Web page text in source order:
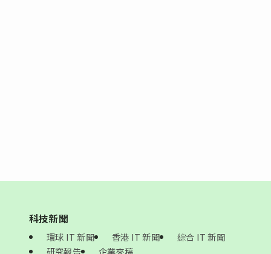
科技新聞
環球 IT 新聞 香港 IT 新聞
綜合 IT 新聞